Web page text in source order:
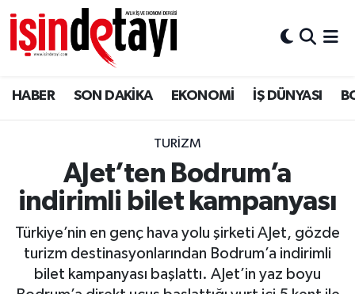
HABER SON DAKİKA EKONOMİ İŞ DÜNYASI
TURİZM
AJet’ten Bodrum’a
indirimli bilet kampanyası
Türkiye’nin en genç hava yolu şirketi AJet, gözde
turizm destinasyonlarından Bodrum’a indirimli
bilet kampanyası başlattı. AJet’in yaz boyu
DÜNYA
Eğitim
ENERJİ HABERİ
HABER
Nöbetçi Eczaneler
Hava Durumu
İstanbul Namaz Vakitleri
Trafik Durumu
Tüm Manşetler